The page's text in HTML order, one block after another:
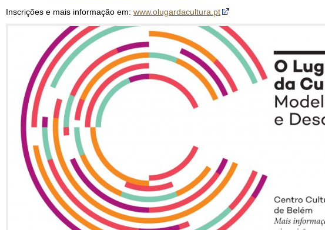
Inscrições e mais informação em: www.olugardacultura.pt